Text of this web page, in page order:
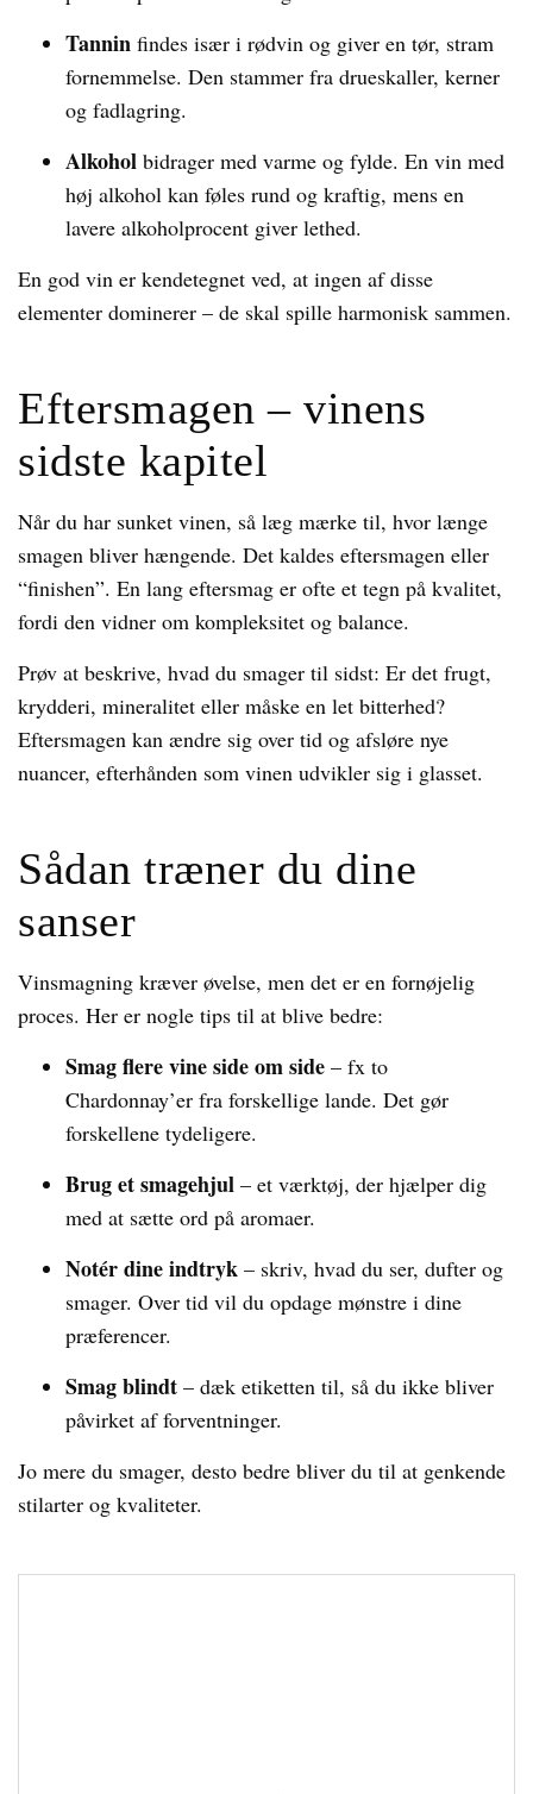
Tannin findes især i rødvin og giver en tør, stram
fornemmelse. Den stammer fra drueskaller, kerner
og fadlagring.
Alkohol bidrager med varme og fylde. En vin med
høj alkohol kan føles rund og kraftig, mens en
lavere alkoholprocent giver lethed.
En god vin er kendetegnet ved, at ingen af disse
elementer dominerer – de skal spille harmonisk sammen.
Eftersmagen – vinens
sidste kapitel
Når du har sunket vinen, så læg mærke til, hvor længe
smagen bliver hængende. Det kaldes eftersmagen eller
“finishen”. En lang eftersmag er ofte et tegn på kvalitet,
fordi den vidner om kompleksitet og balance.
Prøv at beskrive, hvad du smager til sidst: Er det frugt,
krydderi, mineralitet eller måske en let bitterhed?
Eftersmagen kan ændre sig over tid og afsløre nye
nuancer, efterhånden som vinen udvikler sig i glasset.
Sådan træner du dine
sanser
Vinsmagning kræver øvelse, men det er en fornøjelig
proces. Her er nogle tips til at blive bedre:
Smag flere vine side om side – fx to
Chardonnay’er fra forskellige lande. Det gør
forskellene tydeligere.
Brug et smagehjul – et værktøj, der hjælper dig
med at sætte ord på aromaer.
Notér dine indtryk – skriv, hvad du ser, dufter og
smager. Over tid vil du opdage mønstre i dine
præferencer.
Smag blindt – dæk etiketten til, så du ikke bliver
påvirket af forventninger.
Jo mere du smager, desto bedre bliver du til at genkende
stilarter og kvaliteter.